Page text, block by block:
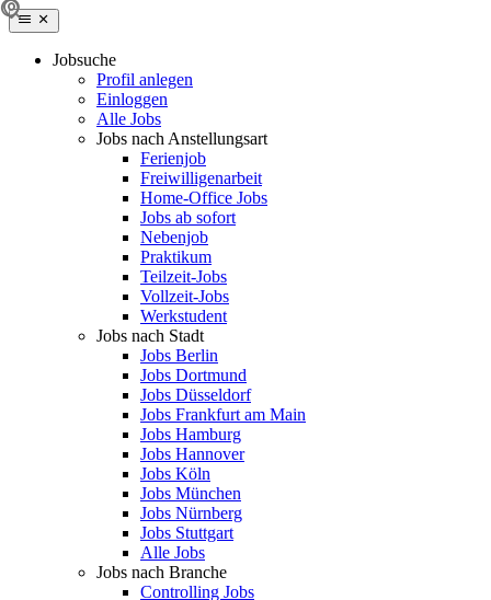
Jobsuche
Profil anlegen
Einloggen
Alle Jobs
Jobs nach Anstellungsart
Ferienjob
Freiwilligenarbeit
Home-Office Jobs
Jobs ab sofort
Nebenjob
Praktikum
Teilzeit-Jobs
Vollzeit-Jobs
Werkstudent
Jobs nach Stadt
Jobs Berlin
Jobs Dortmund
Jobs Düsseldorf
Jobs Frankfurt am Main
Jobs Hamburg
Jobs Hannover
Jobs Köln
Jobs München
Jobs Nürnberg
Jobs Stuttgart
Alle Jobs
Jobs nach Branche
Controlling Jobs